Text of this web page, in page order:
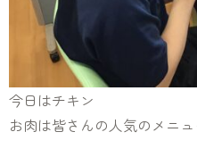
今日はチキン
お肉は皆さんの人気のメニュ